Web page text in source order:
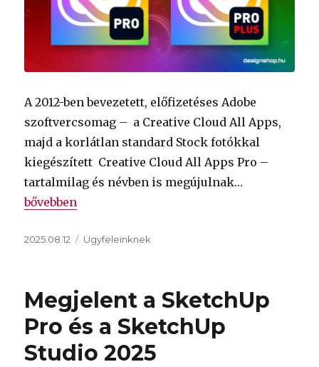
A 2012-ben bevezetett, előfizetéses Adobe
szoftvercsomag – a Creative Cloud All Apps,
majd a korlátlan standard Stock fotókkal
kiegészített Creative Cloud All Apps Pro –
tartalmilag és névben is megújulnak…
„Átalakulnak és drágulnak az Üzleti Adobe
bővebben
Közzétéve
2025.08.12 Kategória
Ügyfeleinknek
Megjelent a SketchUp
Pro és a SketchUp
Studio 2025